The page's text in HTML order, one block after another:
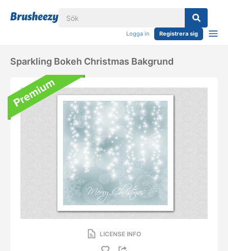
Logga in Registrera sig
Sparkling Bokeh Christmas Bakgrund
LICENSE INFO